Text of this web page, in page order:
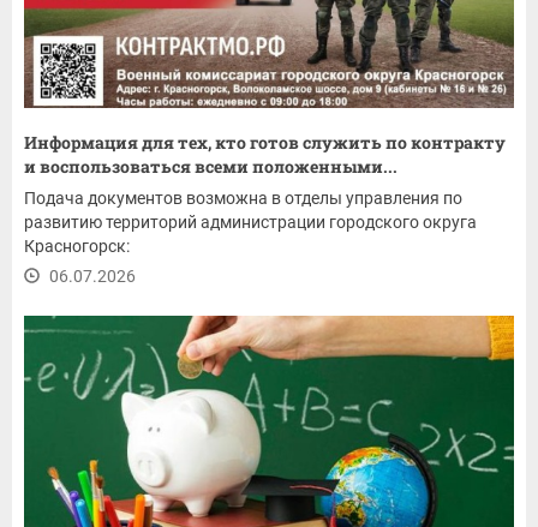
Информация для тех, кто готов служить по контракту
и воспользоваться всеми положенными...
Подача документов возможна в отделы управления по
развитию территорий администрации городского округа
Красногорск:
06.07.2026